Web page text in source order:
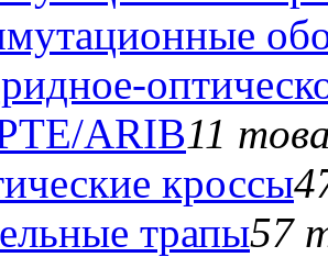
ARIB11
кроссы
трапы57